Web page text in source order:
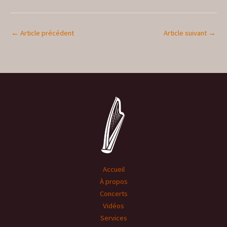
← Article précédent Article suivant →
Accueil
À propos
Concerts
Vidéos
Services